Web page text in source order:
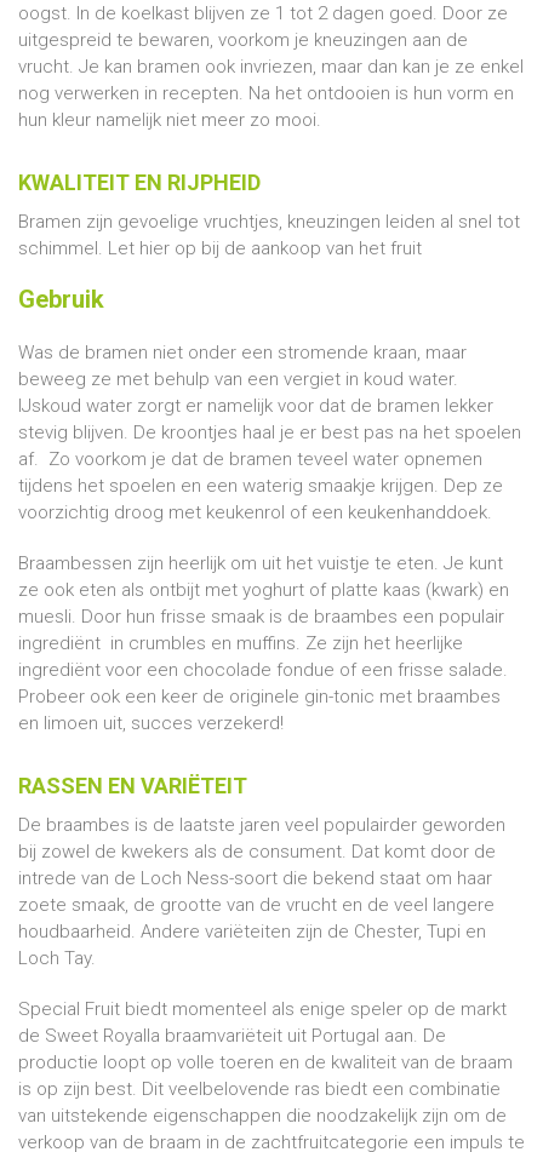
oogst. In de koelkast blijven ze 1 tot 2 dagen goed. Door ze
uitgespreid te bewaren, voorkom je kneuzingen aan de
vrucht. Je kan bramen ook invriezen, maar dan kan je ze enkel
nog verwerken in recepten. Na het ontdooien is hun vorm en
hun kleur namelijk niet meer zo mooi.
KWALITEIT EN RIJPHEID
Bramen zijn gevoelige vruchtjes, kneuzingen leiden al snel tot
schimmel. Let hier op bij de aankoop van het fruit
Gebruik
Was de bramen niet onder een stromende kraan, maar
beweeg ze met behulp van een vergiet in koud water.
IJskoud water zorgt er namelijk voor dat de bramen lekker
stevig blijven. De kroontjes haal je er best pas na het spoelen
af. Zo voorkom je dat de bramen teveel water opnemen
tijdens het spoelen en een waterig smaakje krijgen. Dep ze
voorzichtig droog met keukenrol of een keukenhanddoek.
Braambessen zijn heerlijk om uit het vuistje te eten. Je kunt
ze ook eten als ontbijt met yoghurt of platte kaas (kwark) en
muesli. Door hun frisse smaak is de braambes een populair
ingrediënt in crumbles en muffins. Ze zijn het heerlijke
ingrediënt voor een chocolade fondue of een frisse salade.
Probeer ook een keer de originele gin-tonic met braambes
en limoen uit, succes verzekerd!
RASSEN EN VARIËTEIT
De braambes is de laatste jaren veel populairder geworden
bij zowel de kwekers als de consument. Dat komt door de
intrede van de Loch Ness-soort die bekend staat om haar
zoete smaak, de grootte van de vrucht en de veel langere
houdbaarheid. Andere variëteiten zijn de Chester, Tupi en
Loch Tay.
Special Fruit biedt momenteel als enige speler op de markt
de Sweet Royalla braamvariëteit uit Portugal aan. De
productie loopt op volle toeren en de kwaliteit van de braam
is op zijn best. Dit veelbelovende ras biedt een combinatie
van uitstekende eigenschappen die noodzakelijk zijn om de
verkoop van de braam in de zachtfruitcategorie een impuls te